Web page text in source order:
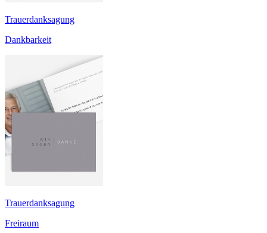
Trauerdanksagung
Dankbarkeit
Trauerdanksagung
Freiraum